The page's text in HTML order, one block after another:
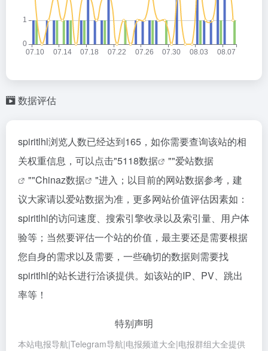
数据评估
spiritlhl浏览人数已经达到165，如你需要查询该站的相
关权重信息，可以点击"5118数据 ""爱站数据
""Chinaz数据
"进入；以目前的网站数据参考，建
议大家请以爱站数据为准，更多网站价值评估因素如：
spiritlhl的访问速度、搜索引擎收录以及索引量、用户体
验等；当然要评估一个站的价值，最主要还是需要根据
您自身的需求以及需要，一些确切的数据则需要找
spiritlhl的站长进行洽谈提供。如该站的IP、PV、跳出
率等！
特别声明
本站电报导航|Telegram导航|电报频道大全|电报群组大全提供